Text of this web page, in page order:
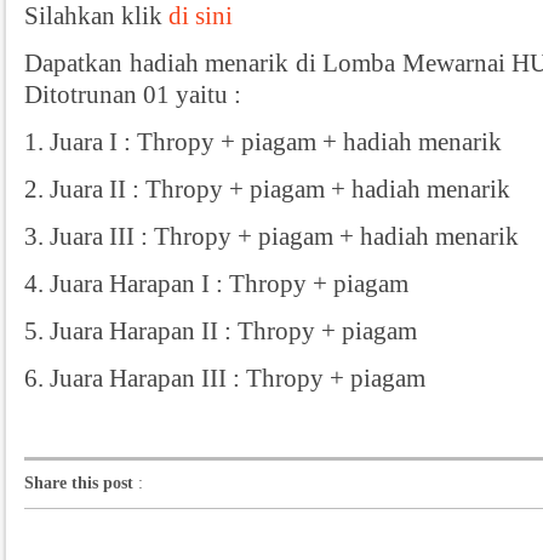
Silahkan klik di sini
Dapatkan hadiah menarik di Lomba Mewarnai
Ditotrunan 01 yaitu :
1. Juara I : Thropy + piagam + hadiah menarik
2. Juara II : Thropy + piagam + hadiah menarik
3. Juara III : Thropy + piagam + hadiah menarik
4. Juara Harapan I : Thropy + piagam
5. Juara Harapan II : Thropy + piagam
6. Juara Harapan III : Thropy + piagam
Share this post :